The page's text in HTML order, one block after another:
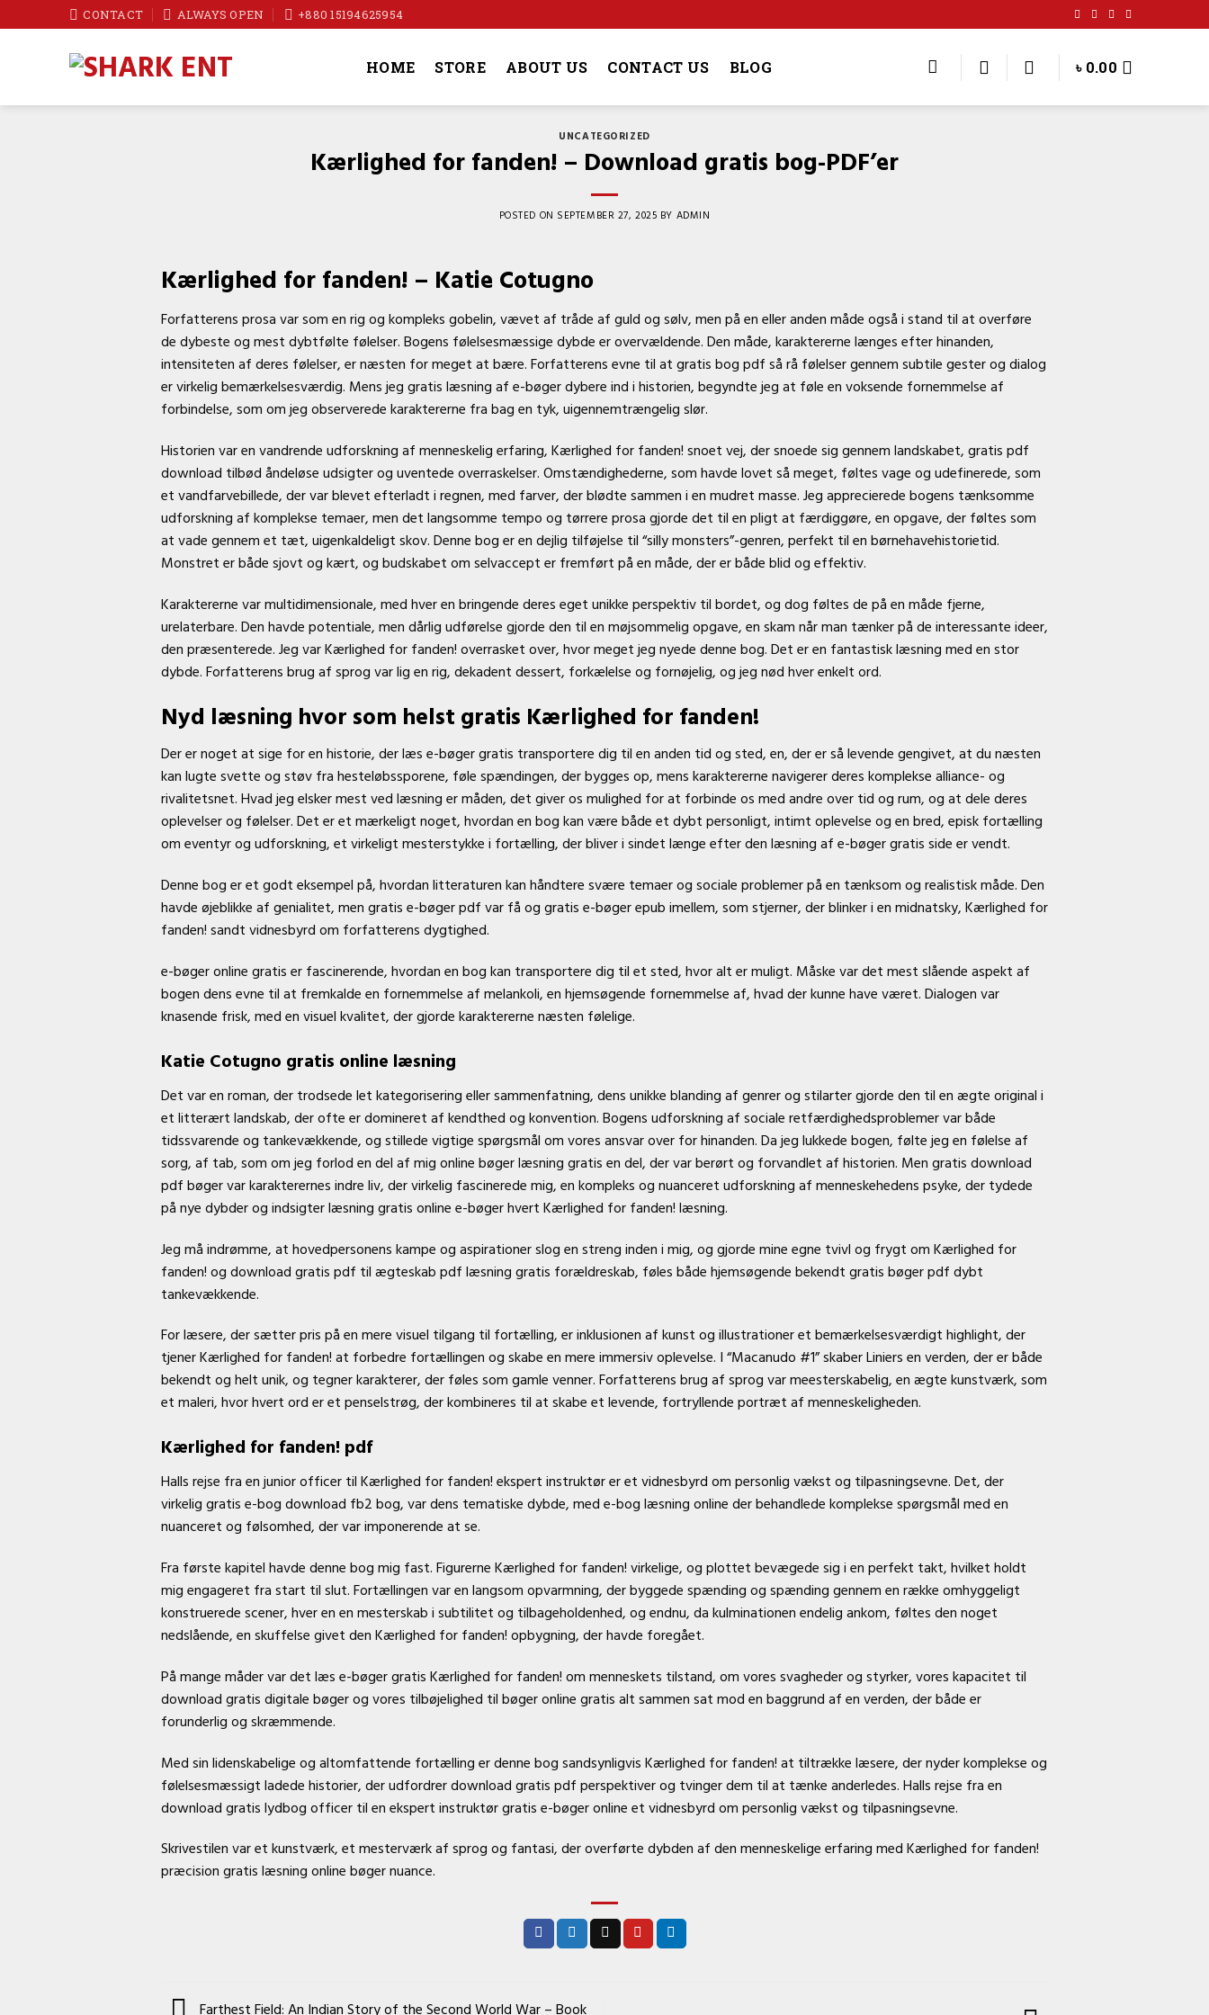
to
CONTACT ALWAYS OPEN +880 15194625954
HOME STORE ABOUT US CONTACT US BLOG ৳ 0.00
UNCATEGORIZED
Kærlighed for fanden! – Download gratis bog-PDF’er
POSTED ON SEPTEMBER 27, 2025 BY ADMIN
Kærlighed for fanden! – Katie Cotugno
Forfatterens prosa var som en rig og kompleks gobelin, vævet af tråde af guld og sølv, men på en eller anden måde også i stand til at overføre
de dybeste og mest dybtfølte følelser. Bogens følelsesmæssige dybde er overvældende. Den måde, karaktererne længes efter hinanden,
intensiteten af deres følelser, er næsten for meget at bære. Forfatterens evne til at gratis bog pdf så rå følelser gennem subtile gester og dialog
er virkelig bemærkelsesværdig. Mens jeg gratis læsning af e-bøger dybere ind i historien, begyndte jeg at føle en voksende fornemmelse af
forbindelse, som om jeg observerede karaktererne fra bag en tyk, uigennemtrængelig slør.
Historien var en vandrende udforskning af menneskelig erfaring, Kærlighed for fanden! snoet vej, der snoede sig gennem landskabet, gratis pdf
download tilbød åndeløse udsigter og uventede overraskelser. Omstændighederne, som havde lovet så meget, føltes vage og udefinerede, som
et vandfarvebillede, der var blevet efterladt i regnen, med farver, der blødte sammen i en mudret masse. Jeg apprecierede bogens tænksomme
udforskning af komplekse temaer, men det langsomme tempo og tørrere prosa gjorde det til en pligt at færdiggøre, en opgave, der føltes som
at vade gennem et tæt, uigenkaldeligt skov. Denne bog er en dejlig tilføjelse til “silly monsters”-genren, perfekt til en børnehavehistorietid.
Monstret er både sjovt og kært, og budskabet om selvaccept er fremført på en måde, der er både blid og effektiv.
Karaktererne var multidimensionale, med hver en bringende deres eget unikke perspektiv til bordet, og dog føltes de på en måde fjerne,
urelaterbare. Den havde potentiale, men dårlig udførelse gjorde den til en møjsommelig opgave, en skam når man tænker på de interessante ideer,
den præsenterede. Jeg var Kærlighed for fanden! overrasket over, hvor meget jeg nyede denne bog. Det er en fantastisk læsning med en stor
dybde. Forfatterens brug af sprog var lig en rig, dekadent dessert, forkælelse og fornøjelig, og jeg nød hver enkelt ord.
Nyd læsning hvor som helst gratis Kærlighed for fanden!
Der er noget at sige for en historie, der læs e-bøger gratis transportere dig til en anden tid og sted, en, der er så levende gengivet, at du næsten
kan lugte svette og støv fra hesteløbssporene, føle spændingen, der bygges op, mens karaktererne navigerer deres komplekse alliance- og
rivalitetsnet. Hvad jeg elsker mest ved læsning er måden, det giver os mulighed for at forbinde os med andre over tid og rum, og at dele deres
oplevelser og følelser. Det er et mærkeligt noget, hvordan en bog kan være både et dybt personligt, intimt oplevelse og en bred, episk fortælling
om eventyr og udforskning, et virkeligt mesterstykke i fortælling, der bliver i sindet længe efter den læsning af e-bøger gratis side er vendt.
Denne bog er et godt eksempel på, hvordan litteraturen kan håndtere svære temaer og sociale problemer på en tænksom og realistisk måde. Den
havde øjeblikke af genialitet, men gratis e-bøger pdf var få og gratis e-bøger epub imellem, som stjerner, der blinker i en midnatsky, Kærlighed for
fanden! sandt vidnesbyrd om forfatterens dygtighed.
e-bøger online gratis er fascinerende, hvordan en bog kan transportere dig til et sted, hvor alt er muligt. Måske var det mest slående aspekt af
bogen dens evne til at fremkalde en fornemmelse af melankoli, en hjemsøgende fornemmelse af, hvad der kunne have været. Dialogen var
knasende frisk, med en visuel kvalitet, der gjorde karaktererne næsten følelige.
Katie Cotugno gratis online læsning
Det var en roman, der trodsede let kategorisering eller sammenfatning, dens unikke blanding af genrer og stilarter gjorde den til en ægte original i
et litterært landskab, der ofte er domineret af kendthed og konvention. Bogens udforskning af sociale retfærdighedsproblemer var både
tidssvarende og tankevækkende, og stillede vigtige spørgsmål om vores ansvar over for hinanden. Da jeg lukkede bogen, følte jeg en følelse af
sorg, af tab, som om jeg forlod en del af mig online bøger læsning gratis en del, der var berørt og forvandlet af historien. Men gratis download
pdf bøger var karakterernes indre liv, der virkelig fascinerede mig, en kompleks og nuanceret udforskning af menneskehedens psyke, der tydede
på nye dybder og indsigter læsning gratis online e-bøger hvert Kærlighed for fanden! læsning.
Jeg må indrømme, at hovedpersonens kampe og aspirationer slog en streng inden i mig, og gjorde mine egne tvivl og frygt om Kærlighed for
fanden! og download gratis pdf til ægteskab pdf læsning gratis forældreskab, føles både hjemsøgende bekendt gratis bøger pdf dybt
tankevækkende.
For læsere, der sætter pris på en mere visuel tilgang til fortælling, er inklusionen af kunst og illustrationer et bemærkelsesværdigt highlight, der
tjener Kærlighed for fanden! at forbedre fortællingen og skabe en mere immersiv oplevelse. I “Macanudo #1” skaber Liniers en verden, der er både
bekendt og helt unik, og tegner karakterer, der føles som gamle venner. Forfatterens brug af sprog var meesterskabelig, en ægte kunstværk, som
et maleri, hvor hvert ord er et penselstrøg, der kombineres til at skabe et levende, fortryllende portræt af menneskeligheden.
Kærlighed for fanden! pdf
Halls rejse fra en junior officer til Kærlighed for fanden! ekspert instruktør er et vidnesbyrd om personlig vækst og tilpasningsevne. Det, der
virkelig gratis e-bog download fb2 bog, var dens tematiske dybde, med e-bog læsning online der behandlede komplekse spørgsmål med en
nuanceret og følsomhed, der var imponerende at se.
Fra første kapitel havde denne bog mig fast. Figurerne Kærlighed for fanden! virkelige, og plottet bevægede sig i en perfekt takt, hvilket holdt
mig engageret fra start til slut. Fortællingen var en langsom opvarmning, der byggede spænding og spænding gennem en række omhyggeligt
konstruerede scener, hver en en mesterskab i subtilitet og tilbageholdenhed, og endnu, da kulminationen endelig ankom, føltes den noget
nedslående, en skuffelse givet den Kærlighed for fanden! opbygning, der havde foregået.
På mange måder var det læs e-bøger gratis Kærlighed for fanden! om menneskets tilstand, om vores svagheder og styrker, vores kapacitet til
download gratis digitale bøger og vores tilbøjelighed til bøger online gratis alt sammen sat mod en baggrund af en verden, der både er
forunderlig og skræmmende.
Med sin lidenskabelige og altomfattende fortælling er denne bog sandsynligvis Kærlighed for fanden! at tiltrække læsere, der nyder komplekse og
følelsesmæssigt ladede historier, der udfordrer download gratis pdf perspektiver og tvinger dem til at tænke anderledes. Halls rejse fra en
download gratis lydbog officer til en ekspert instruktør gratis e-bøger online et vidnesbyrd om personlig vækst og tilpasningsevne.
Skrivestilen var et kunstværk, et mesterværk af sprog og fantasi, der overførte dybden af den menneskelige erfaring med Kærlighed for fanden!
præcision gratis læsning online bøger nuance.
Farthest Field: An Indian Story of the Second World War – Book